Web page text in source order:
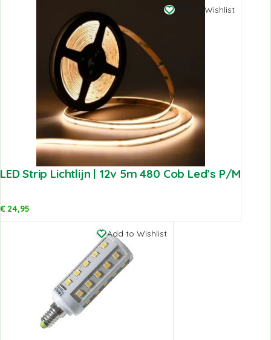
Add to Wishlist
LED Strip Lichtlijn | 12v 5m 480 Cob Led’s P/m
€24,95
Add to Wishlist